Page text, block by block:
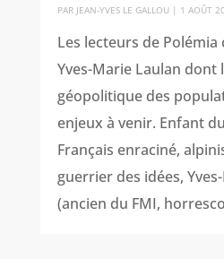
PAR JEAN-YVES LE GALLOU| 1 AOÛT
Les lecteurs de
Yves-Marie Laulan dont
géopolitique des
enjeux à venir. Enfant
Français enraciné,
guerrier des idées,
(ancien du FMI,